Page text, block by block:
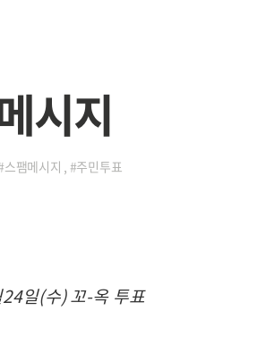
시지
스팸메시지 , #주민투표
일(수) 꼬-옥 투표